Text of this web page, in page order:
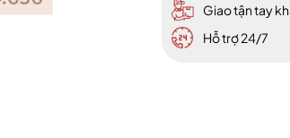
Giao tận tay
Hỗ trợ 24/7